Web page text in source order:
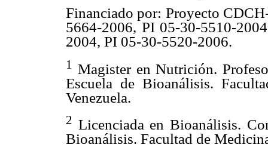
Financiado por: Proyecto
5664-2006, PI 05-30-5510-
2004, PI 05-30-5520-2006.
1 Magister en Nutrición.
Escuela de Bioanálisis.
Venezuela.
2 Licenciada en Bioanálisis.
Bioanálisis. Facultad de